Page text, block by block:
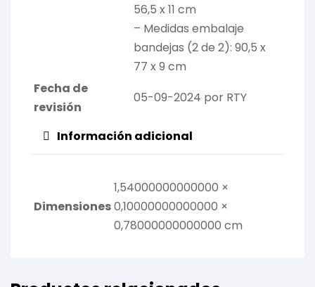
56,5 x 11 cm
– Medidas embalaje
bandejas (2 de 2): 90,5 x
77 x 9 cm
Fecha de
revisión
05-09-2024 por RTY
Información adicional
Dimensiones
1,54000000000000 ×
0,10000000000000 ×
0,78000000000000 cm